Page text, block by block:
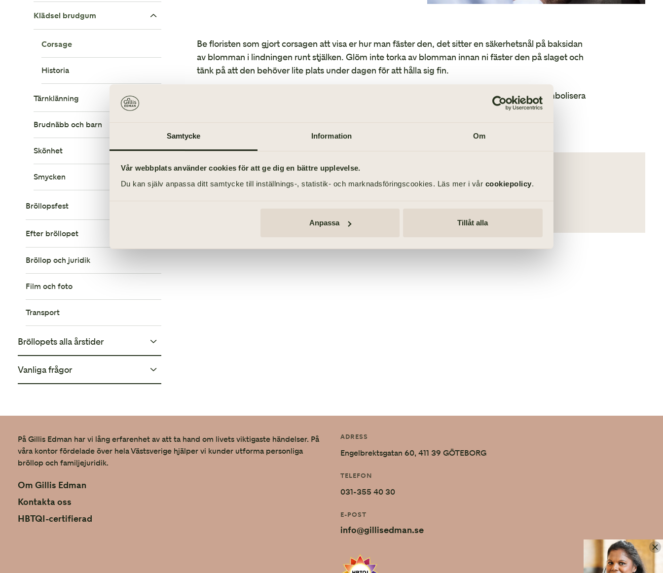
Samtycke Information Om
Vår webbplats använder cookies för att ge dig en bättre upplevelse.
Du kan själv anpassa ditt samtycke till inställnings-, statistik- och marknadsföringscookies. Läs mer i vår cookiepolicy.
Anpassa Tillåt alla
Officiant
Bröllopsklänningens historia
Modeller
Designers
Klädsel brudgum
Corsage
Historia
Tärnklänning
Brudnäbb och barn
Skönhet
Smycken
Bröllopsfest
Festplats/lokal
Bordsplacering
Mat och dryck
Underhållning
Blommor och dekoration
Toastmaster/Toastmadam
Efter bröllopet
Bröllopsresa
Tacka gästerna
Bröllop och juridik
Film och foto
Transport
Bröllopets alla årstider
Vinterbröllop
Höstbröllop
Vanliga frågor
Vanliga frågor om kläder
Vanliga frågor om smycken
Be floristen som gjort corsagen att visa er hur man fäster den, det sitter en säkerhetsnål på baksidan
av blomman i lindningen runt stjälken. Glöm inte torka av blomman innan ni fäster den på slaget och
tänk på att den behöver lite plats under dagen för att hålla sig fin.
Förr i tiden var traditionen att denna blomma skulle vara plockad ur brudbuketten för att symbolisera
Idag beställer man corsage separat när man beställer brudbukett.
På Gillis Edman har vi lång erfarenhet av att ta hand om livets viktigaste händelser. På
våra kontor fördelade över hela Västsverige hjälper vi kunder utforma personliga
bröllop och familjejuridik.
Om Gillis Edman
Kontakta oss
HBTQI-certifierad
ADRESS
Engelbrektsgatan 60, 411 39 GÖTEBORG
TELEFON
031-355 40 30
E-POST
info@gillisedman.se